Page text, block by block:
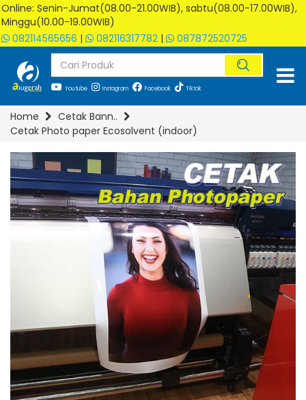
Online: Senin-Jumat(08.00-21.00WIB), sabtu(08.00-17.00WIB),
Minggu(10.00-19.00WIB)
082114565656 | 082116317782 | 087872520725
Youtube Instagram Facebook Tiktok
Home
Cetak Bann..
Cetak Photo paper Ecosolvent (indoor)